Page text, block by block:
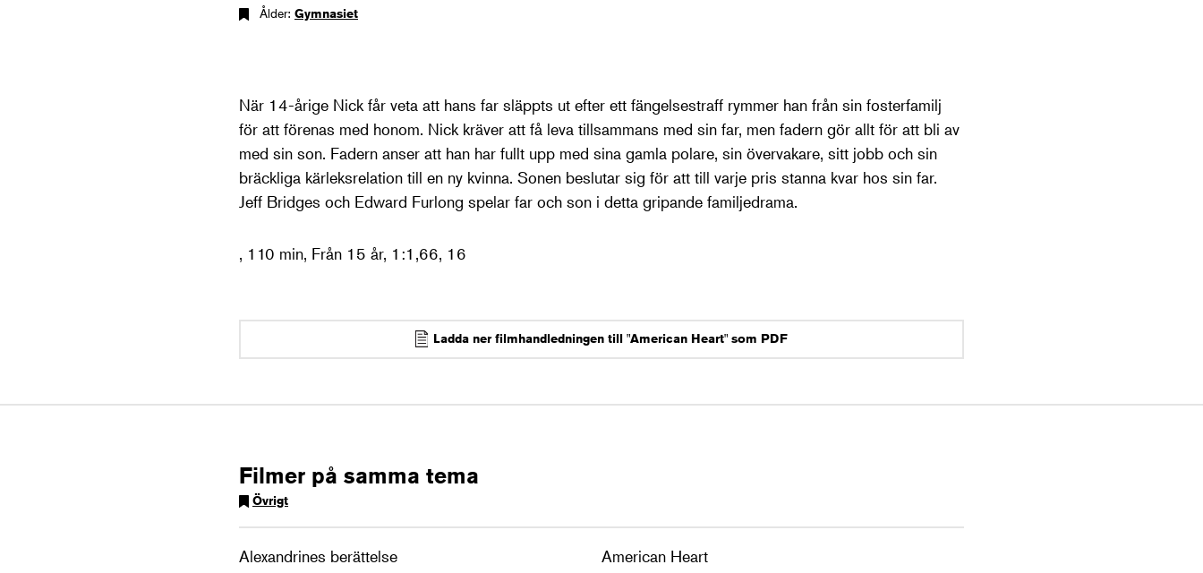
Ålder: Gymnasiet
När 14-årige Nick får veta att hans far släppts ut efter ett fängelsestraff rymmer han från sin fosterfamilj
för att förenas med honom. Nick kräver att få leva tillsammans med sin far, men fadern gör allt för att bli av
med sin son. Fadern anser att han har fullt upp med sina gamla polare, sin övervakare, sitt jobb och sin
bräckliga kärleksrelation till en ny kvinna. Sonen beslutar sig för att till varje pris stanna kvar hos sin far.
Jeff Bridges och Edward Furlong spelar far och son i detta gripande familjedrama.
, 110 min, Från 15 år, 1:1,66, 16
Ladda ner filmhandledningen till "American Heart" som PDF
Filmer på samma tema
Övrigt
Alexandrines berättelse
American Heart